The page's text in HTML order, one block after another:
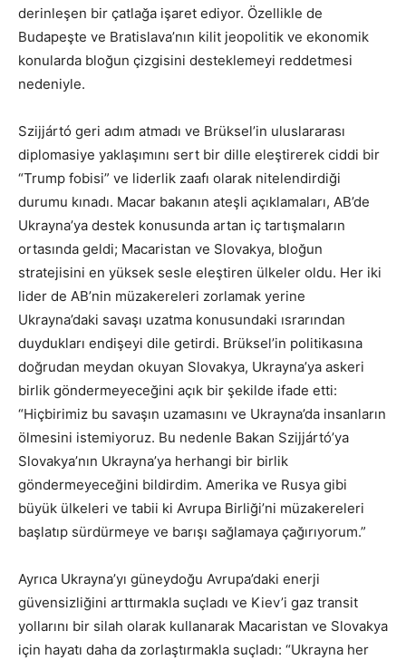
derinleşen bir çatlağa işaret ediyor. Özellikle de
Budapeşte ve Bratislava’nın kilit jeopolitik ve ekonomik
konularda bloğun çizgisini desteklemeyi reddetmesi
nedeniyle.
Szijjártó geri adım atmadı ve Brüksel’in uluslararası
diplomasiye yaklaşımını sert bir dille eleştirerek ciddi bir
“Trump fobisi” ve liderlik zaafı olarak nitelendirdiği
durumu kınadı. Macar bakanın ateşli açıklamaları, AB’de
Ukrayna’ya destek konusunda artan iç tartışmaların
ortasında geldi; Macaristan ve Slovakya, bloğun
stratejisini en yüksek sesle eleştiren ülkeler oldu. Her iki
lider de AB’nin müzakereleri zorlamak yerine
Ukrayna’daki savaşı uzatma konusundaki ısrarından
duydukları endişeyi dile getirdi. Brüksel’in politikasına
doğrudan meydan okuyan Slovakya, Ukrayna’ya askeri
birlik göndermeyeceğini açık bir şekilde ifade etti:
“Hiçbirimiz bu savaşın uzamasını ve Ukrayna’da insanların
ölmesini istemiyoruz. Bu nedenle Bakan Szijjártó’ya
Slovakya’nın Ukrayna’ya herhangi bir birlik
göndermeyeceğini bildirdim. Amerika ve Rusya gibi
büyük ülkeleri ve tabii ki Avrupa Birliği’ni müzakereleri
başlatıp sürdürmeye ve barışı sağlamaya çağırıyorum.”
Ayrıca Ukrayna’yı güneydoğu Avrupa’daki enerji
güvensizliğini arttırmakla suçladı ve Kiev’i gaz transit
yollarını bir silah olarak kullanarak Macaristan ve Slovakya
için hayatı daha da zorlaştırmakla suçladı: “Ukrayna her